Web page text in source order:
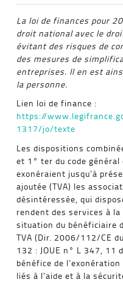
La loi de finances pour
droit national avec le
évitant des risques de
des mesures de
entreprises. Il en est
la personne.
Lien loi de finance :
https://
1317/jo/texte
Les dispositions
et 1° ter du code général
exonéraient jusqu’à
ajoutée (TVA) les
désintéressée, qui
rendent des services à
situation du bénéficiaire
TVA (Dir. 2006/112/CE
132 : JOUE n° L 347, 11
bénéfice de
liés à l’aide et à la